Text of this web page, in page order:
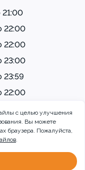
21:00
22:00
22:00
23:00
23:59
22:00
с целью улучшения
Вы можете
браузера. Пожалуйста,
.